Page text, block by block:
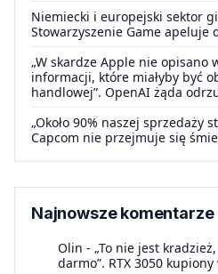
Niemiecki i europejski sektor
Stowarzyszenie Game apeluje
„W skardze Apple nie opisano
informacji, które miałyby być
handlowej”. OpenAI żąda
„Około 90% naszej sprzedaży
Capcom nie przejmuje się
Najnowsze komentarze
Olin - „To nie jest
darmo”. RTX 3050